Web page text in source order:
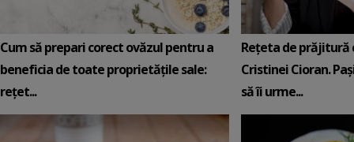
Cum să prepari corect ovăzul pentru a
beneficia de toate proprietățile sale:
rețet...
Rețeta de prăjitură
Cristinei Cioran.
să îi urme...